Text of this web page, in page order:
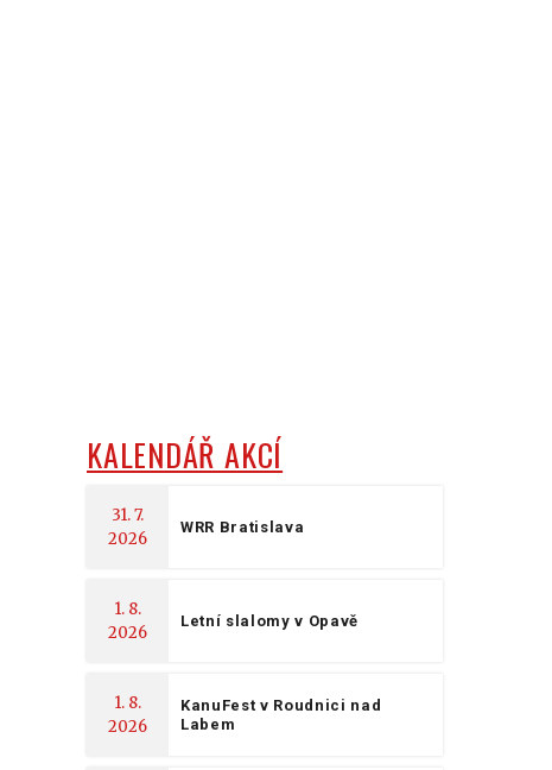
KALENDÁŘ AKCÍ
31. 7.
2026
WRR Bratislava
1. 8.
2026
Letní slalomy v Opavě
1. 8.
2026
KanuFest v Roudnici nad
Labem